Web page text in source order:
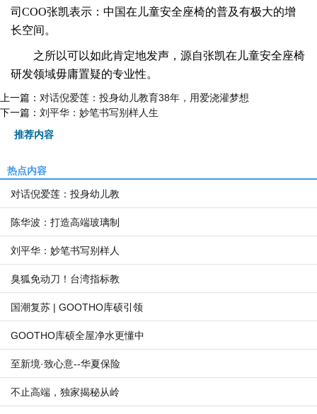
司COO张凯表示：中国在儿童安全座椅的普及有极大的增
长空间。
之所以可以如此肯定地发声，源自张凯在儿童安全座椅
研发领域毋庸置疑的专业性。
上一篇： 对话倪爱莲：投身幼儿教育38年，用爱浇灌梦想
下一篇： 刘平华：妙笔书写别样人生
推荐内容
热点内容
对话倪爱莲：投身幼儿教
陈华波：打造高端玻璃制
刘平华：妙笔书写别样人
臭狐免动刀！台湾指标教
国潮复苏 | GOOTHO库硕引领
GOOTHO库硕全屋净水更懂中
至新境·致心意--华夏保险
不止高端，独家揭秘从岭